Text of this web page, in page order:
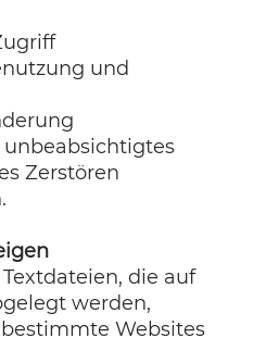
und
Zerstören
die auf
werden,
Websites